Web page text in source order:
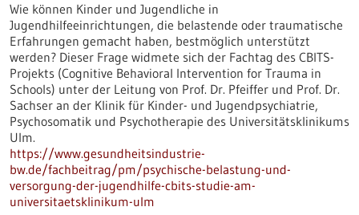
Wie können Kinder und Jugendliche in
Jugendhilfeeinrichtungen, die belastende oder traumatische
Erfahrungen gemacht haben, bestmöglich unterstützt
werden? Dieser Frage widmete sich der Fachtag des CBITS-​
Projekts (Cognitive Behavioral Intervention for Trauma in
Schools) unter der Leitung von Prof. Dr. Pfeiffer und Prof. Dr.
Sachser an der Klinik für Kinder-​ und Jugendpsychiatrie,
Psychosomatik und Psychotherapie des Universitätsklinikums
Ulm.
https://www.gesundheitsindustrie-
bw.de/fachbeitrag/pm/psychische-belastung-und-
versorgung-der-jugendhilfe-cbits-studie-am-
universitaetsklinikum-ulm